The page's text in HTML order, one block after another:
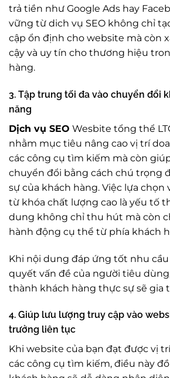
trả tiền như Google Ads hay
vững từ dich vụ SEO không chỉ
cập ổn định cho website mà còn
cậy và uy tín cho thương hiệu
hàng.
3. Tập trung tối đa vào chuyển đổi
năng
Dịch vụ SEO Wesbite tổng thể
nhằm mục tiêu nâng cao vị trí
các công cụ tìm kiếm mà còn
chuyển đổi bằng cách chú trọng
sự của khách hàng. Việc lựa chọn
từ khóa chất lượng cao là yếu tố
dung không chỉ thu hút mà còn
hành động cụ thể từ phía khách
Khi nội dung đáp ứng tốt nhu
quyết vấn đề của người tiêu
thành khách hàng thực sự sẽ gia
4. Giúp lưu lượng truy cập vào
trưởng liên tục
Khi website của bạn đạt được vị
các công cụ tìm kiếm, điều này